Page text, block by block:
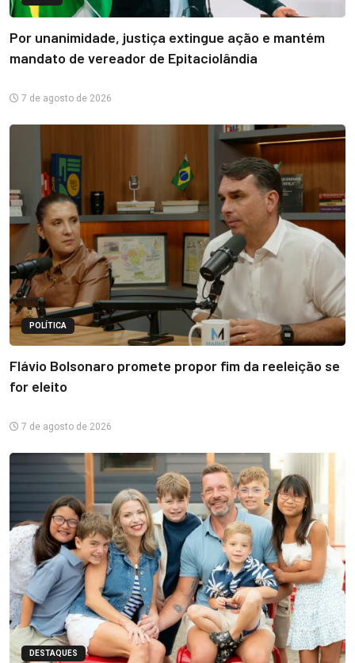
Por unanimidade, justiça extingue ação e mantém
mandato de vereador de Epitaciolândia
7 de agosto de 2026
POLÍTICA
Flávio Bolsonaro promete propor fim da reeleição se
for eleito
7 de agosto de 2026
DESTAQUES